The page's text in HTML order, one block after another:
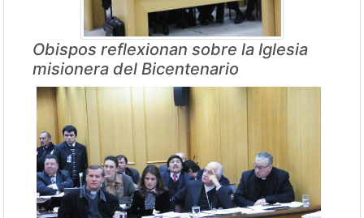
Obispos reflexionan sobre la Iglesia
misionera del Bicentenario